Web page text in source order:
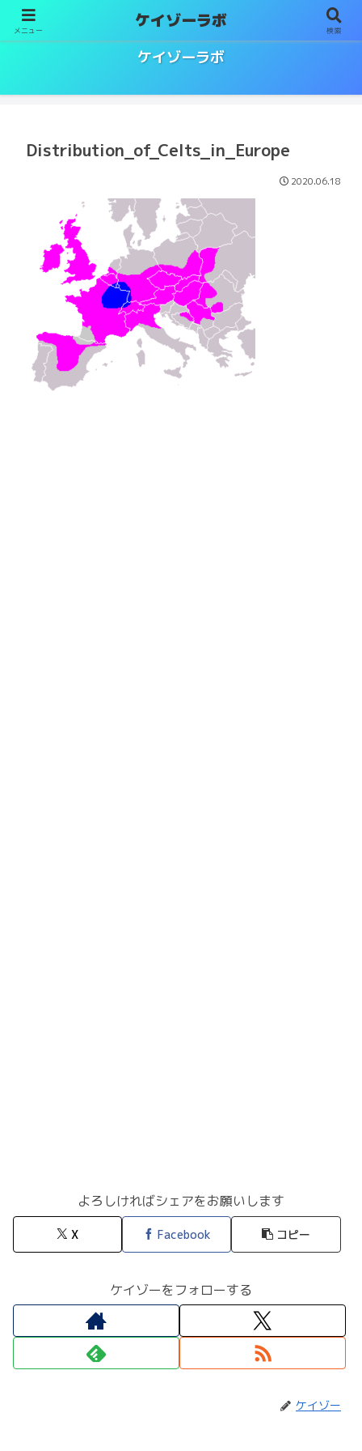
ケイゾーラボ
Distribution_of_Celts_in_Europe
2020.06.18
よろしければシェアをお願いします
X Facebook コピー
ケイゾーをフォローする
ケイゾー
メニュー ケイゾーラボ 検索